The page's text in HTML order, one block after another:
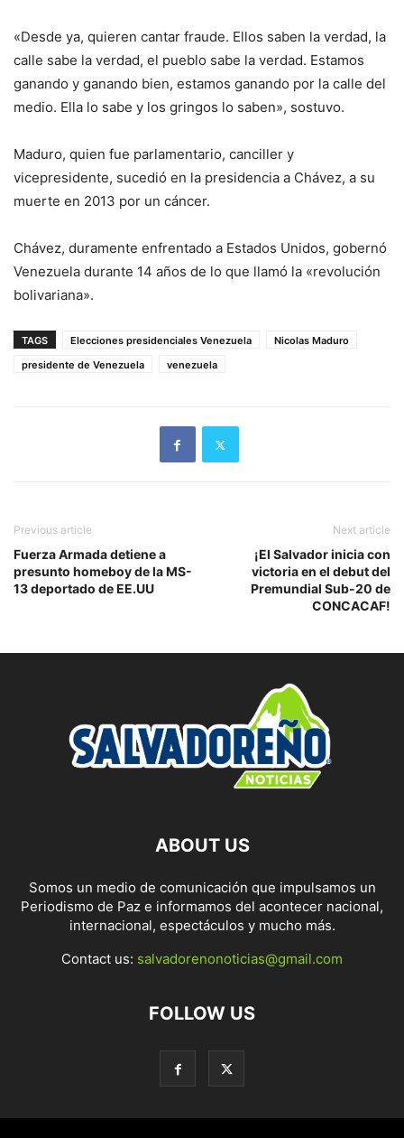
«Desde ya, quieren cantar fraude. Ellos saben la verdad, la
calle sabe la verdad, el pueblo sabe la verdad. Estamos
ganando y ganando bien, estamos ganando por la calle del
medio. Ella lo sabe y los gringos lo saben», sostuvo.
Maduro, quien fue parlamentario, canciller y
vicepresidente, sucedió en la presidencia a Chávez, a su
muerte en 2013 por un cáncer.
Chávez, duramente enfrentado a Estados Unidos, gobernó
Venezuela durante 14 años de lo que llamó la «revolución
bolivariana».
TAGS Elecciones presidenciales Venezuela
Nicolas Maduro
presidente de Venezuela
venezuela
Previous article
Fuerza Armada detiene a
presunto homeboy de la MS-
13 deportado de EE.UU
Next article
¡El Salvador inicia con
victoria en el debut del
Premundial Sub-20 de
CONCACAF!
ABOUT US
Somos un medio de comunicación que impulsamos un
Periodismo de Paz e informamos del acontecer nacional,
internacional, espectáculos y mucho más.
Contact us: salvadorenonoticias@gmail.com
FOLLOW US